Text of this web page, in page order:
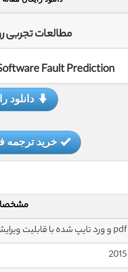
مطالعات تجربی
Fault Prediction
دانلود
خرید ترجمه
pdf و ورد تایپ شده با قابلیت ویرایش
2015